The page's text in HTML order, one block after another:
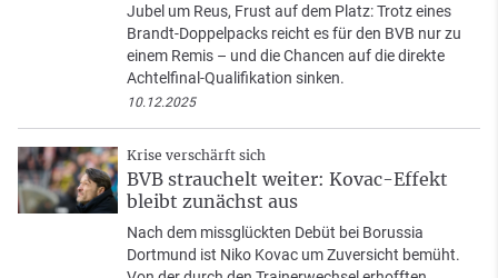
Jubel um Reus, Frust auf dem Platz: Trotz eines
Brandt-Doppelpacks reicht es für den BVB nur zu
einem Remis – und die Chancen auf die direkte
Achtelfinal-Qualifikation sinken.
10.12.2025
Krise verschärft sich
BVB strauchelt weiter: Kovac-Effekt
bleibt zunächst aus
Nach dem missglückten Debüt bei Borussia
Dortmund ist Niko Kovac um Zuversicht bemüht.